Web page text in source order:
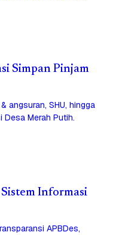
Simpan Pinjam
angsuran, SHU, hingga
Merah Putih.
Informasi
APBDes,